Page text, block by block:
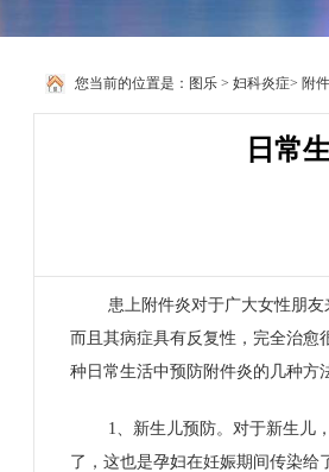
您当前的位置是： 图乐 > 妇科炎症> 附
日常
患上附件炎对于广大女性朋
而且其病症具有反复性，完全治愈
种日常生活中预防附件炎的几种方
1、新生儿预防。对于新生儿
了，这也是孕妇在妊娠期间传染给